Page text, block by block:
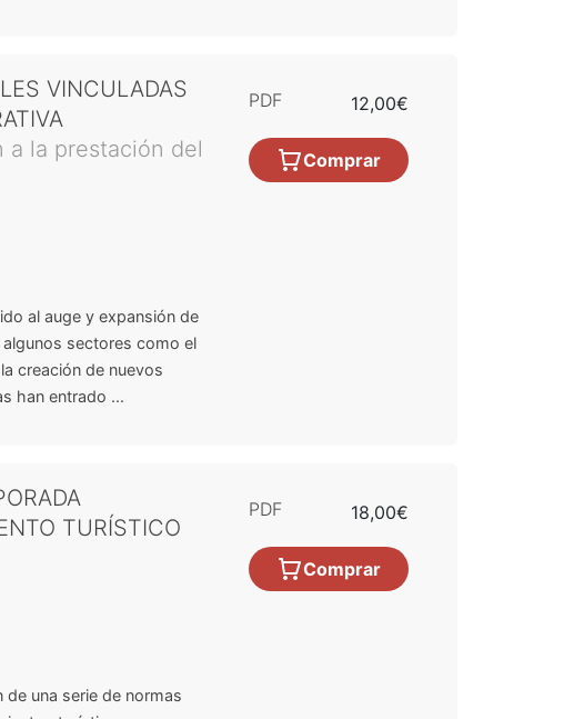
VINCULADAS
a la prestación del
al auge y expansión de
sectores como el
creación de nuevos
han entrado ...
PDF 12,00€
Comprar
TURÍSTICO
una serie de normas
PDF 18,00€
Comprar